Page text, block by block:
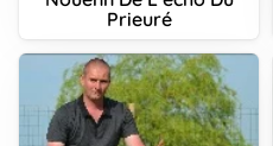
Prieuré